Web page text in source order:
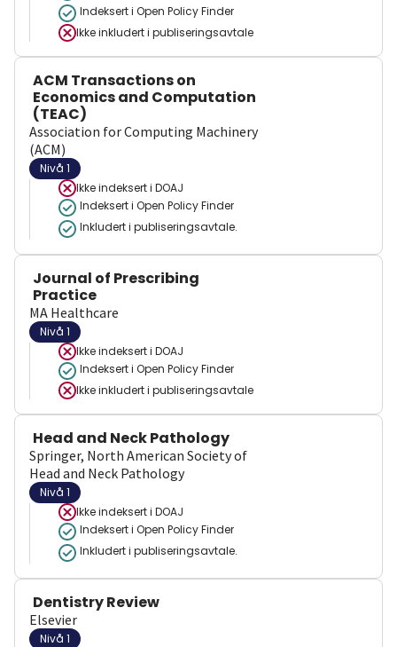
Indeksert i Open Policy Finder
Ikke inkludert i publiseringsavtale
ACM Transactions on
Economics and Computation
(TEAC)
Association for Computing Machinery
(ACM)
Nivå 1
Ikke indeksert i DOAJ
Indeksert i Open Policy Finder
Inkludert i publiseringsavtale.
Journal of Prescribing
Practice
MA Healthcare
Nivå 1
Ikke indeksert i DOAJ
Indeksert i Open Policy Finder
Ikke inkludert i publiseringsavtale
Head and Neck Pathology
Springer, North American Society of
Head and Neck Pathology
Nivå 1
Ikke indeksert i DOAJ
Indeksert i Open Policy Finder
Inkludert i publiseringsavtale.
Dentistry Review
Elsevier
Nivå 1